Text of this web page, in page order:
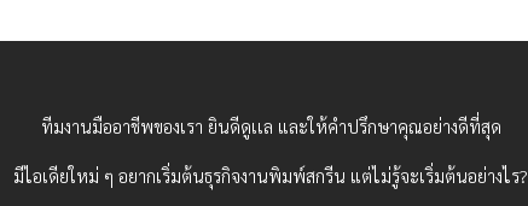
ทีมงานมืออาชีพของเรา ยินดีดูเเล และให้คำปรึกษาคุณอย่างดีที่สุด
มีไอเดียใหม่ ๆ อยากเริ่มต้นธุรกิจงานพิมพ์สกรีน แต่ไม่รู้จะเริ่มต้นอย่างไร?